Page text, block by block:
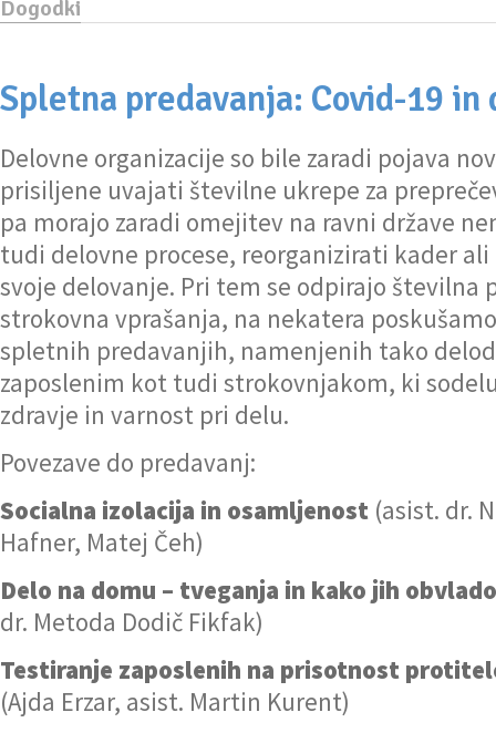
Dogodki
Spletna predavanja: Covid-19 in
Delovne organizacije so bile zaradi pojava
prisiljene uvajati številne ukrepe za
pa morajo zaradi omejitev na ravni države
tudi delovne procese, reorganizirati kader
svoje delovanje. Pri tem se odpirajo številna
strokovna vprašanja, na nekatera
spletnih predavanjih, namenjenih tako
zaposlenim kot tudi strokovnjakom, ki
zdravje in varnost pri delu.
Povezave do predavanj:
Socialna izolacija in osamljenost (asist. dr.
Hafner, Matej Čeh)
Delo na domu – tveganja in kako jih
dr. Metoda Dodič Fikfak)
Testiranje zaposlenih na prisotnost
(Ajda Erzar, asist. Martin Kurent)